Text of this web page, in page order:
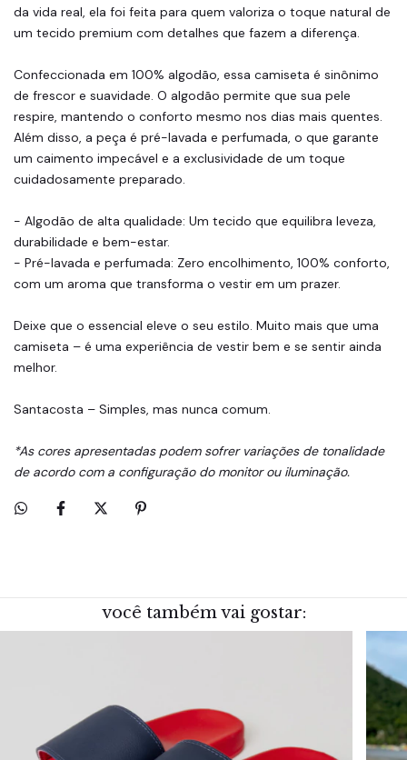
da vida real, ela foi feita para quem valoriza o toque natural de
um tecido premium com detalhes que fazem a diferença.
Confeccionada em 100% algodão, essa camiseta é sinônimo
de frescor e suavidade. O algodão permite que sua pele
respire, mantendo o conforto mesmo nos dias mais quentes.
Além disso, a peça é pré-lavada e perfumada, o que garante
um caimento impecável e a exclusividade de um toque
cuidadosamente preparado.
- Algodão de alta qualidade: Um tecido que equilibra leveza,
durabilidade e bem-estar.
- Pré-lavada e perfumada: Zero encolhimento, 100% conforto,
com um aroma que transforma o vestir em um prazer.
Deixe que o essencial eleve o seu estilo. Muito mais que uma
camiseta – é uma experiência de vestir bem e se sentir ainda
melhor.
Santacosta – Simples, mas nunca comum.
*As cores apresentadas podem sofrer variações de tonalidade
de acordo com a configuração do monitor ou iluminação.
você também vai gostar: